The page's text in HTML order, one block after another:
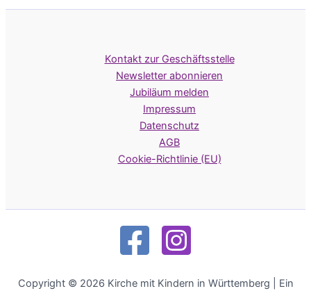
Kontakt zur Geschäftsstelle
Newsletter abonnieren
Jubiläum melden
Impressum
Datenschutz
AGB
Cookie-Richtlinie (EU)
Copyright © 2026 Kirche mit Kindern in Württemberg | Ein